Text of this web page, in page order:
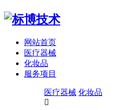
网站首页
医疗器械
化妆品
服务项目
医疗器械 化妆品